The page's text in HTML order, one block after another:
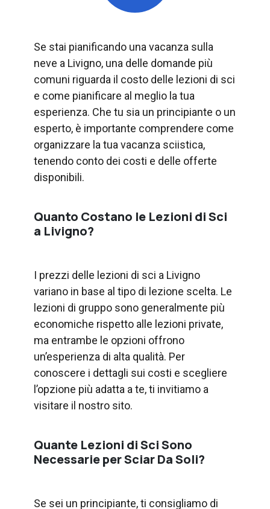
Se stai pianificando una vacanza sulla
neve a Livigno, una delle domande più
comuni riguarda il costo delle lezioni di sci
e come pianificare al meglio la tua
esperienza. Che tu sia un principiante o un
esperto, è importante comprendere come
organizzare la tua vacanza sciistica,
tenendo conto dei costi e delle offerte
disponibili.
Quanto Costano le Lezioni di Sci
a Livigno?
I prezzi delle lezioni di sci a Livigno
variano in base al tipo di lezione scelta. Le
lezioni di gruppo sono generalmente più
economiche rispetto alle lezioni private,
ma entrambe le opzioni offrono
un’esperienza di alta qualità. Per
conoscere i dettagli sui costi e scegliere
l’opzione più adatta a te, ti invitiamo a
visitare il nostro sito.
Quante Lezioni di Sci Sono
Necessarie per Sciar Da Soli?
Se sei un principiante, ti consigliamo di